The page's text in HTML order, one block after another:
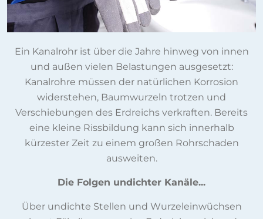
Ein Kanalrohr ist über die Jahre hinweg von innen
und außen vielen Belastungen ausgesetzt:
Kanalrohre müssen der natürlichen Korrosion
widerstehen, Baumwurzeln trotzen und
Verschiebungen des Erdreichs verkraften. Bereits
eine kleine Rissbildung kann sich innerhalb
kürzester Zeit zu einem großen Rohrschaden
ausweiten.
Die Folgen undichter Kanäle...
Über undichte Stellen und Wurzeleinwüchsen